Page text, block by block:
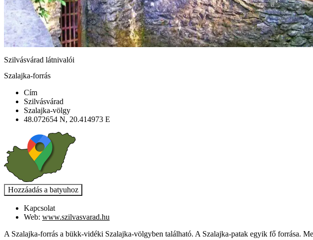
Szilvásvárad látnivalói
Szalajka-forrás
Cím
Szilvásvárad
Szalajka-völgy
48.072654 N, 20.414973 E
Kapcsolat
Web: www.szilvasvarad.hu
A Szalajka-forrás a bükk-vidéki Szalajka-völgyben található. A Szalajka-patak egyik fő forrása.